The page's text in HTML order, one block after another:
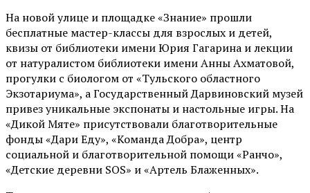
На новой улице и площадке «Знание» прошли
бесплатные мастер-классы для взрослых и детей,
квизы от библиотеки имени Юрия Гагарина и лекции
от натуралистом библиотеки имени Анны Ахматовой,
прогулки с биологом от «Тульского областного
Экзотариума», а Государственный Дарвиновский музей
привез уникальные экспонаты и настольные игры. На
«Дикой Мяте» присутствовали благотворительные
фонды «Дари Еду», «Команда Добра», центр
социальной и благотворительной помощи «Ранчо»,
«Детские деревни SOS» и «Артель Блаженных».